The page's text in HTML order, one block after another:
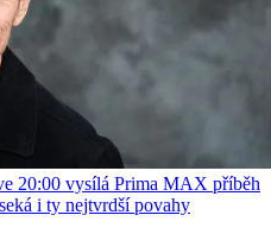
20:00 vysílá Prima MAX příběh
i ty nejtvrdší povahy